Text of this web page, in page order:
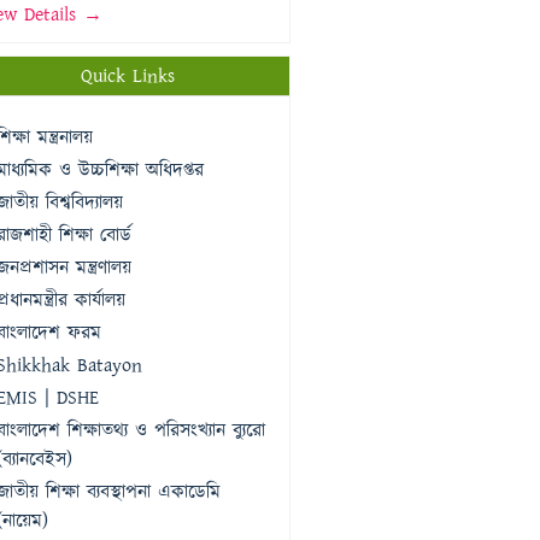
Details →
Quick Links
মন্ত্রনালয়
ও উচ্চশিক্ষা অধিদপ্তর
বিশ্ববিদ্যালয়
শিক্ষা বোর্ড
মন্ত্রণালয়
কার্যালয়
ফরম
Batayon
| DSHE
শিক্ষাতথ্য ও পরিসংখ্যান ব্যুরো
শিক্ষা ব্যবস্থাপনা একাডেমি